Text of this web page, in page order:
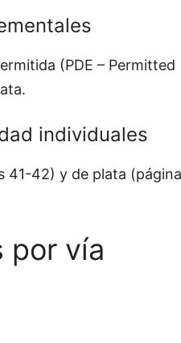
(PDE – Permitted
individuales
41-42) y de plata
por vía